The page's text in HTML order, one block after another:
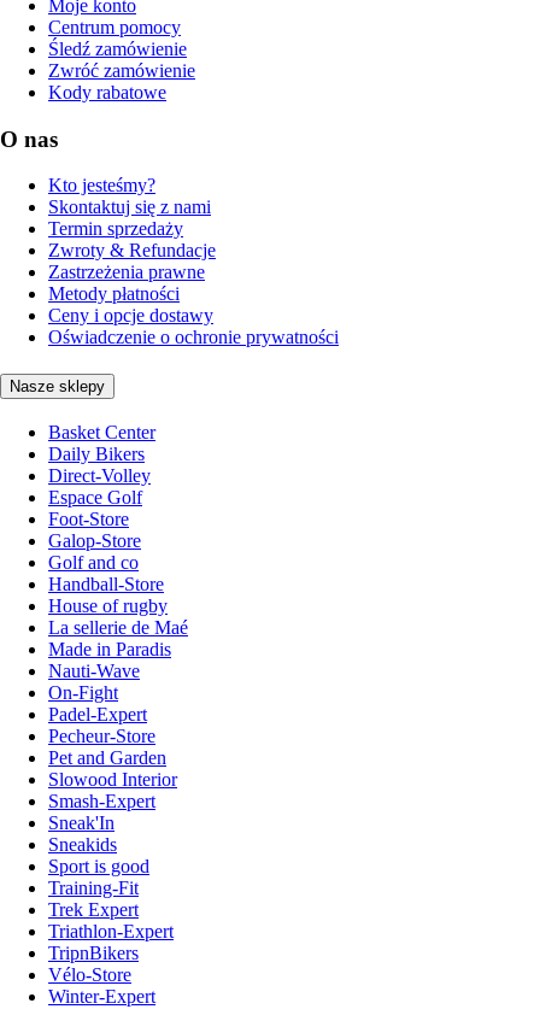
Moje konto
Centrum pomocy
Śledź zamówienie
Zwróć zamówienie
Kody rabatowe
O nas
Kto jesteśmy?
Skontaktuj się z nami
Termin sprzedaży
Zwroty & Refundacje
Zastrzeżenia prawne
Metody płatności
Ceny i opcje dostawy
Oświadczenie o ochronie prywatności
Nasze sklepy
Basket Center
Daily Bikers
Direct-Volley
Espace Golf
Foot-Store
Galop-Store
Golf and co
Handball-Store
House of rugby
La sellerie de Maé
Made in Paradis
Nauti-Wave
On-Fight
Padel-Expert
Pecheur-Store
Pet and Garden
Slowood Interior
Smash-Expert
Sneak'In
Sneakids
Sport is good
Training-Fit
Trek Expert
Triathlon-Expert
TripnBikers
Vélo-Store
Winter-Expert